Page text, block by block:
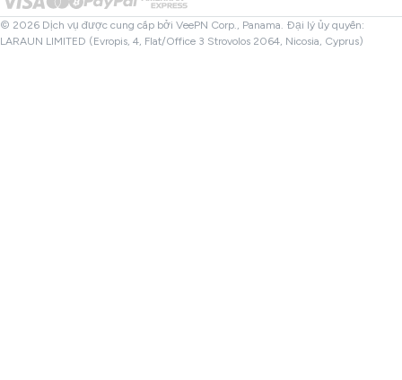
Kiểm tra Tệp
VPN Thổ Nhĩ Kỳ
Đối tác
© 2026 Dịch vụ được cung cấp bởi VeePN Corp., Panama. Đại lý ủy quyền:
LARAUN LIMITED (Evropis, 4, Flat/Office 3 Strovolos 2064, Nicosia, Cyprus)